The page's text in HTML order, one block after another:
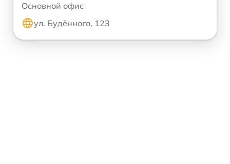
Основной офис
ул. Будённого, 123